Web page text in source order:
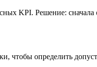
KPI. Решение:
чтобы определить